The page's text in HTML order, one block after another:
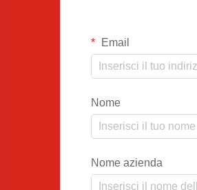
Email
Nome
Nome azienda